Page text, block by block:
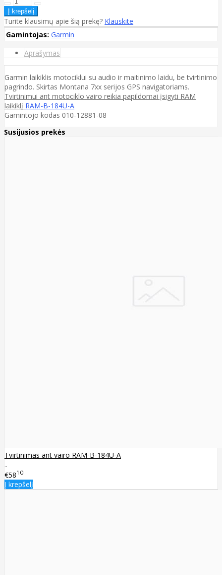
Turite klausimų apie šią prekę? Klauskite
Gamintojas: Garmin
Aprašymas
Garmin laikiklis motociklui su audio ir maitinimo laidu, be tvirtinimo
pagrindo. Skirtas Montana 7xx serijos GPS navigatoriams.
Tvirtinimui ant motociklo vairo reikia papildomai įsigyti RAM
laikiklį RAM-B-184U-A
Gamintojo kodas 010-12881-08
Susijusios prekės
Tvirtinimas ant vairo RAM-B-184U-A
..
€5810
Į krepšelį